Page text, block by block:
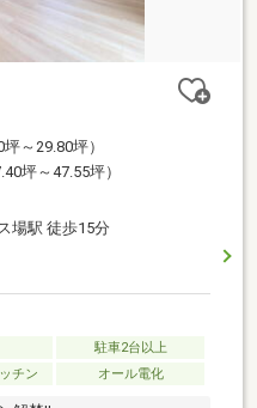
坪～29.80坪）
坪～47.55坪）
場駅 徒歩15分
駐車2台以上
チン オール電化